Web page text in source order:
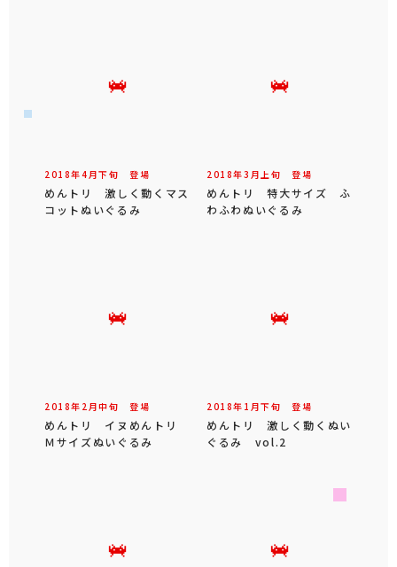
2018年4 月下旬 登場
めんトリ 激しく動くマス
コットぬいぐるみ
2018年3 月 上旬 登場
めんトリ 特大サイズ ふ
わふわぬいぐるみ
2018年 2 月中旬 登場
めんトリ イヌめんトリ
Ｍサイズぬいぐるみ
2018年 1 月下旬 登場
めんトリ 激しく動くぬい
ぐるみ vol.2